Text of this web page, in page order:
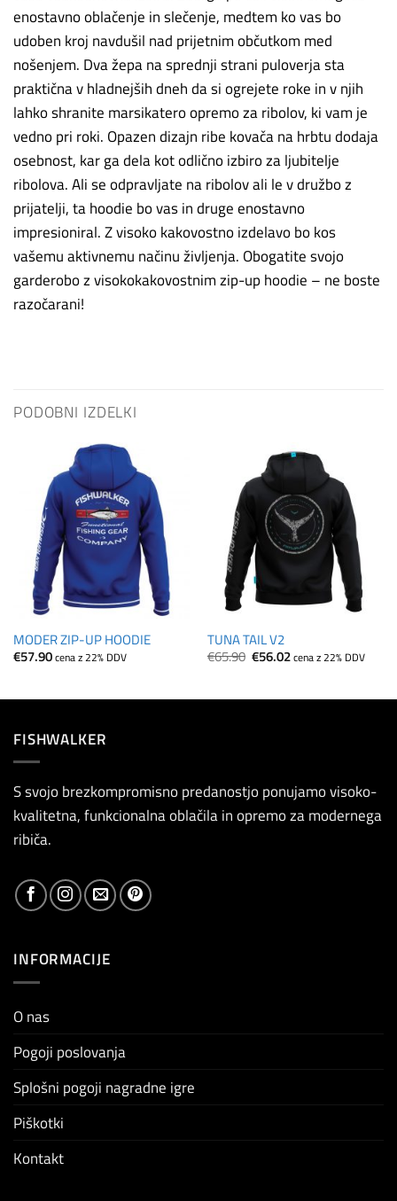
enostavno oblačenje in slečenje, medtem ko vas bo
udoben kroj navdušil nad prijetnim občutkom med
nošenjem. Dva žepa na sprednji strani puloverja sta
praktična v hladnejših dneh da si ogrejete roke in v njih
lahko shranite marsikatero opremo za ribolov, ki vam je
vedno pri roki. Opazen dizajn ribe kovača na hrbtu dodaja
osebnost, kar ga dela kot odlično izbiro za ljubitelje
ribolova. Ali se odpravljate na ribolov ali le v družbo z
prijatelji, ta hoodie bo vas in druge enostavno
impresioniral. Z visoko kakovostno izdelavo bo kos
vašemu aktivnemu načinu življenja. Obogatite svojo
garderobo z visokokakovostnim zip-up hoodie – ne boste
razočarani!
PODOBNI IZDELKI
MODER ZIP-UP HOODIE
€57.90cena z 22% DDV
TUNA TAIL V2
€65.90 Izvirna
cena
€65.90.
€56.02Trenutna
cena
cena z 22% DDV
FISHWALKER
S svojo brezkompromisno predanostjo ponujamo visoko-
kvalitetna, funkcionalna oblačila in opremo za modernega
ribiča.
INFORMACIJE
O nas
Pogoji poslovanja
Splošni pogoji nagradne igre
Piškotki
Kontakt